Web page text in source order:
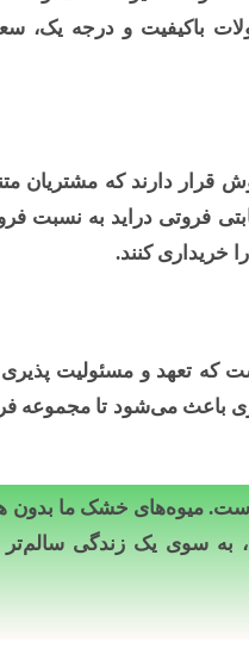
باکیفیت و درجه یک،
دارند که مشتریان
فروتی دراید به نسبت
خریداری کنند.
که تعهد و مسئولیت پذیری
باعث می‌شود تا مجموعه
میوه‌های خشک ما بدون
به سوی یک زندگی